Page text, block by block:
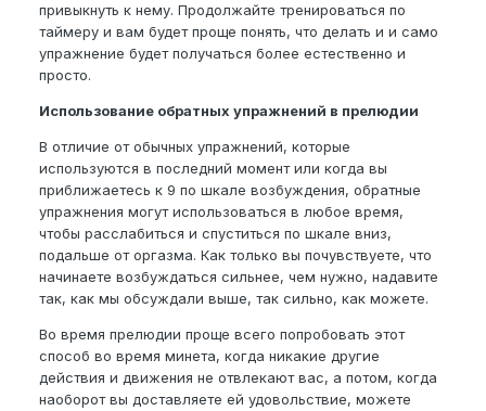
привыкнуть к нему. Продолжайте тренироваться по
таймеру и вам будет проще понять, что делать и и само
упражнение будет получаться более естественно и
просто.
Использование обратных упражнений в прелюдии
В отличие от обычных упражнений, которые
используются в последний момент или когда вы
приближаетесь к 9 по шкале возбуждения, обратные
упражнения могут использоваться в любое время,
чтобы расслабиться и спуститься по шкале вниз,
подальше от оргазма. Как только вы почувствуете, что
начинаете возбуждаться сильнее, чем нужно, надавите
так, как мы обсуждали выше, так сильно, как можете.
Во время прелюдии проще всего попробовать этот
способ во время минета, когда никакие другие
действия и движения не отвлекают вас, а потом, когда
наоборот вы доставляете ей удовольствие, можете